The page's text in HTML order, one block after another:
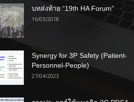
บทส่งท้าย “19th HA Forum”
16/03/2018
Synergy for 3P Safety (Patient-
Personnel-People)
27/04/2023